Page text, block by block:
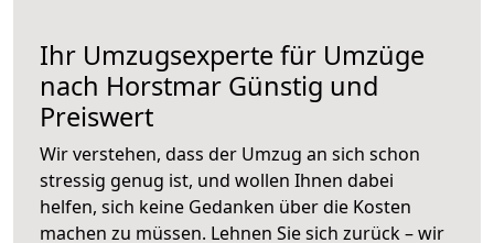
Ihr Umzugsexperte für Umzüge
nach Horstmar Günstig und
Preiswert
Wir verstehen, dass der Umzug an sich schon
stressig genug ist, und wollen Ihnen dabei
helfen, sich keine Gedanken über die Kosten
machen zu müssen. Lehnen Sie sich zurück – wir